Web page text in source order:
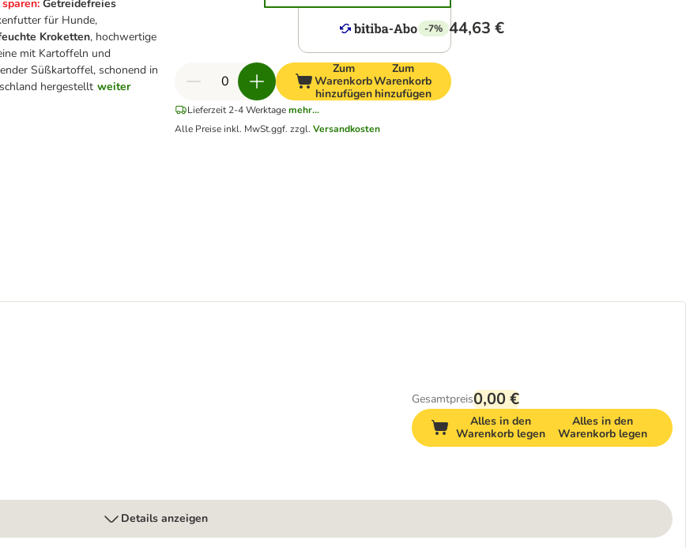
sparen:Getreidefreies
für Hunde,
Kroketten, hochwertige
mit Kartoffeln und
Süßkartoffel, schonend in
hergestellt weiter
-7% 44,63 €
Zum
Warenkorb
hinzufügen
Zum
Warenkorb
hinzufügen
Lieferzeit 2-4 Werktagemehr...
Alle Preise inkl. MwSt.ggf. zzgl.Versandkosten
Gesamtpreis0,00 €
Alles in den
Warenkorb legen
Alles in den
Warenkorb legen
Details anzeigen